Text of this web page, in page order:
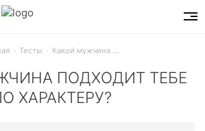
Тесты
ПОДХОДИТ ТЕБЕ
ХАРАКТЕРУ?